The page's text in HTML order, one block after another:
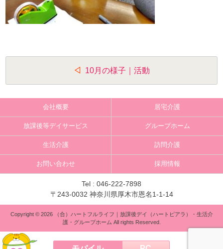
稿
ナ
ビ
ゲ
ン
10月の様子｜活動
会社概要 居宅介護
放課後等デイサービス グループホーム
生活介護 訪問介護
お問い合わせ 採用情報
Tel : 046-222-7898
〒243-0032 神奈川県厚木市恩名1-1-14
Copyright © 2026 （合）ハートフルライフ｜放課後デイ（ハートピアラ）・生活介
護・グループホーム All rights Reserved.